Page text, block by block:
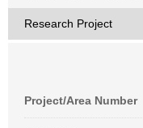
Research Project
Project/Area Number